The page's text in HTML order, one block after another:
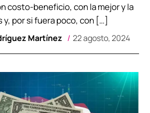
Martínez 22 agosto, 2024
costo-beneficio, con la mejor y la
y, por si fuera poco, con […]